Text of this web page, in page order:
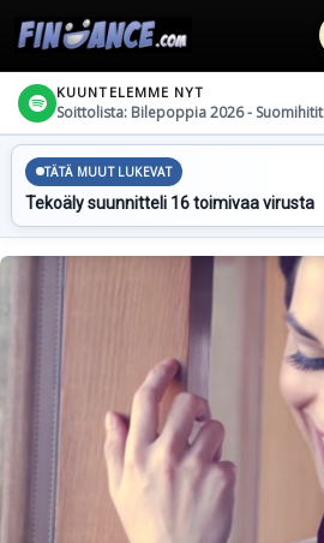
KUUNTELEMME NYT
Soittolista: Bilepoppia 2026 - Suomihitit
TÄTÄ MUUT LUKEVAT
Tekoäly suunnitteli 16 toimivaa virusta